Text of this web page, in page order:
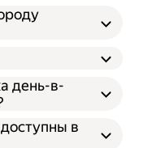
день-в-
в